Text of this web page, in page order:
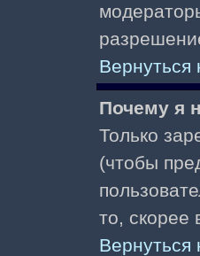
Вернуться
Почему я
Только
(чтобы
то, скорее
Вернуться